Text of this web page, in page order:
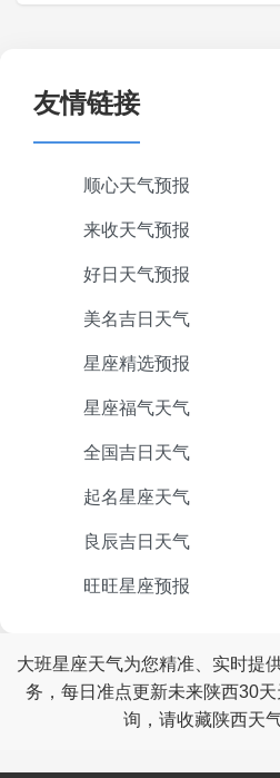
友情链接
顺心天气预报
来收天气预报
好日天气预报
美名吉日天气
星座精选预报
星座福气天气
全国吉日天气
起名星座天气
良辰吉日天气
旺旺星座预报
大班星座天气为您精准、实时提
务，每日准点更新未来陕西30
询，请收藏陕西天